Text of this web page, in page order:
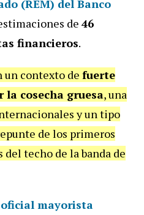
(REM) del Banco
de 46
financieros.
un contexto de fuerte
la cosecha gruesa, una
y un tipo
de los primeros
techo de la banda de
mayorista